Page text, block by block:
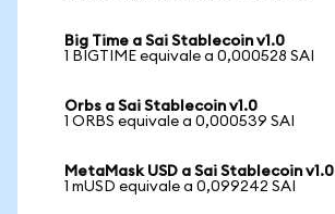
Big Time a Sai Stablecoin v1.0
1 BIGTIME equivale a 0,000528 SAI
Orbs a Sai Stablecoin v1.0
1 ORBS equivale a 0,000539 SAI
MetaMask USD a Sai Stablecoin v1.0
1 mUSD equivale a 0,099242 SAI